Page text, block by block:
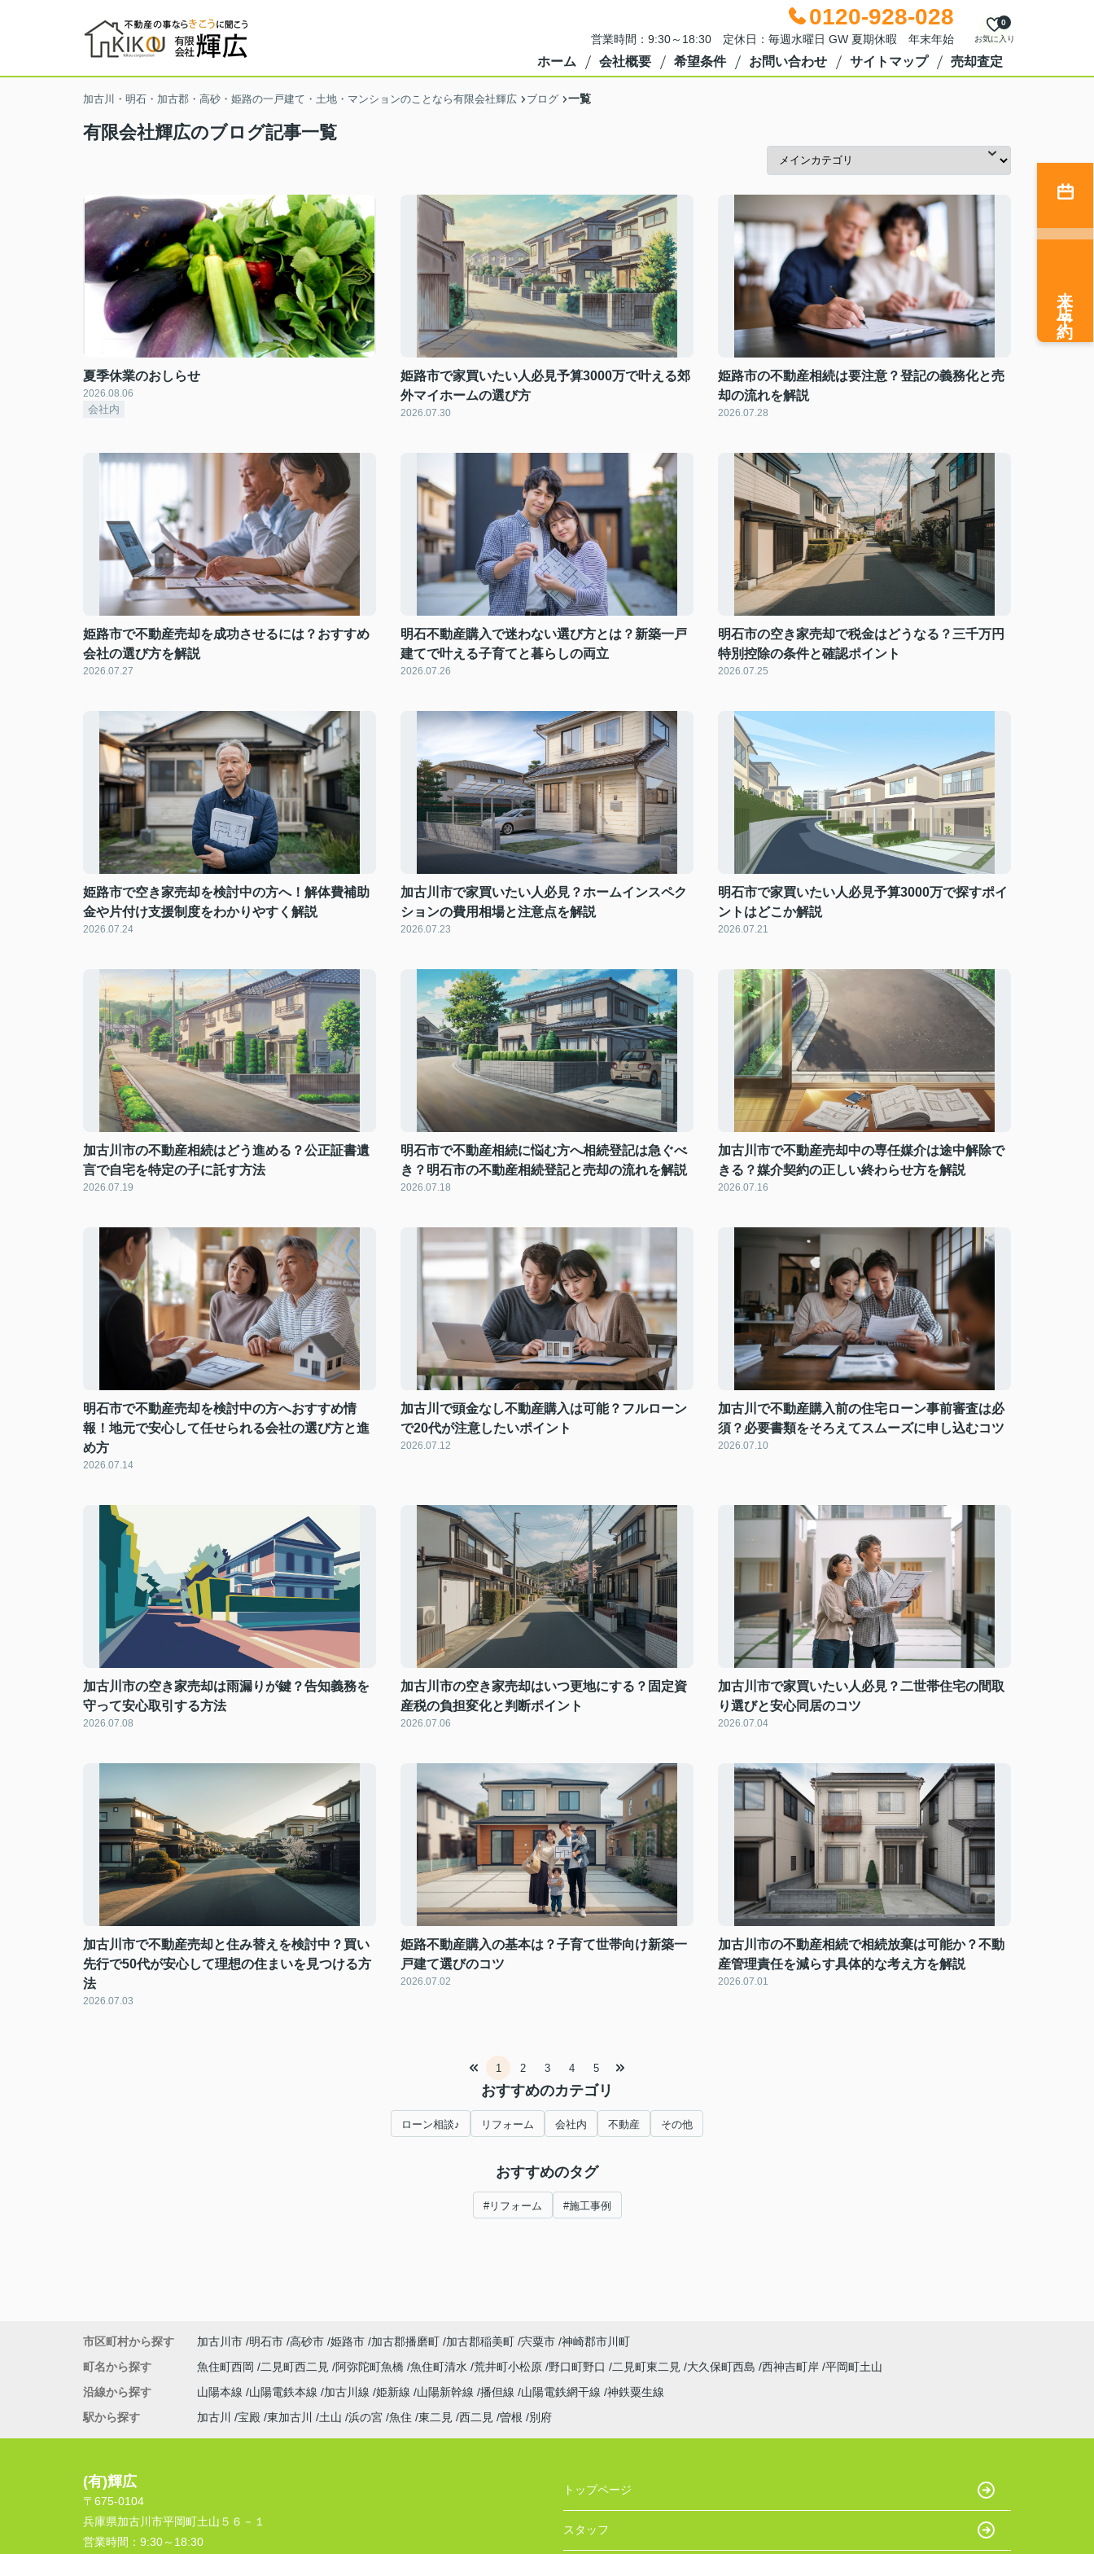
0120-928-028
営業時間：9:30～18:30 定休日：毎週水曜日 GW 夏期休暇 年末年始 お気に入り
0
ホーム 会社概要 希望条件 お問い合わせ サイトマップ 売却査定
加古川・明石・加古郡・高砂・姫路の一戸建て・土地・マンションのことなら有限会社輝広 ブログ 一覧
有限会社輝広のブログ記事一覧
夏季休業のおしらせ
2026.08.06
会社内
姫路市で家買いたい人必見予算3000万で叶える郊
外マイホームの選び方
2026.07.30
姫路市の不動産相続は要注意？登記の義務化と売
却の流れを解説
2026.07.28
姫路市で不動産売却を成功させるには？おすすめ
会社の選び方を解説
2026.07.27
明石不動産購入で迷わない選び方とは？新築一戸
建てで叶える子育てと暮らしの両立
2026.07.26
明石市の空き家売却で税金はどうなる？三千万円
特別控除の条件と確認ポイント
2026.07.25
姫路市で空き家売却を検討中の方へ！解体費補助
金や片付け支援制度をわかりやすく解説
2026.07.24
加古川市で家買いたい人必見？ホームインスペク
ションの費用相場と注意点を解説
2026.07.23
明石市で家買いたい人必見予算3000万で探すポイ
ントはどこか解説
2026.07.21
加古川市の不動産相続はどう進める？公正証書遺
言で自宅を特定の子に託す方法
2026.07.19
明石市で不動産相続に悩む方へ相続登記は急ぐべ
き？明石市の不動産相続登記と売却の流れを解説
2026.07.18
加古川市で不動産売却中の専任媒介は途中解除で
きる？媒介契約の正しい終わらせ方を解説
2026.07.16
明石市で不動産売却を検討中の方へおすすめ情
報！地元で安心して任せられる会社の選び方と進
め方
2026.07.14
加古川で頭金なし不動産購入は可能？フルローン
で20代が注意したいポイント
2026.07.12
加古川で不動産購入前の住宅ローン事前審査は必
須？必要書類をそろえてスムーズに申し込むコツ
2026.07.10
加古川市の空き家売却は雨漏りが鍵？告知義務を
守って安心取引する方法
2026.07.08
加古川市の空き家売却はいつ更地にする？固定資
産税の負担変化と判断ポイント
2026.07.06
加古川市で家買いたい人必見？二世帯住宅の間取
り選びと安心同居のコツ
2026.07.04
加古川市で不動産売却と住み替えを検討中？買い
先行で50代が安心して理想の住まいを見つける方
法
2026.07.03
姫路不動産購入の基本は？子育て世帯向け新築一
戸建て選びのコツ
2026.07.02
加古川市の不動産相続で相続放棄は可能か？不動
産管理責任を減らす具体的な考え方を解説
2026.07.01
1 2 3 4 5
おすすめのカテゴリ
ローン相談♪ リフォーム 会社内 不動産 その他
おすすめのタグ
#リフォーム #施工事例
来店予約
市区町村から探す 加古川市 明石市 高砂市 姫路市 加古郡播磨町 加古郡稲美町 宍粟市 神崎郡市川町
町名から探す
魚住町西岡 二見町西二見 阿弥陀町魚橋 魚住町清水 荒井町小松原 野口町野口 二見町東二見 大久保町西島 西神吉町岸 平岡町土山
沿線から探す
山陽本線 山陽電鉄本線 加古川線 姫新線 山陽新幹線 播但線 山陽電鉄網干線 神鉄粟生線
駅から探す
加古川 宝殿 東加古川 土山 浜の宮 魚住 東二見 西二見 曽根 別府
(有)輝広
〒675-0104
兵庫県加古川市平岡町土山５６－１
営業時間： 9:30～18:30
トップページ
スタッフ